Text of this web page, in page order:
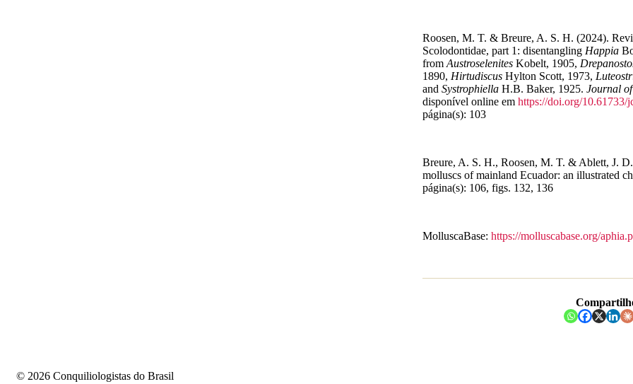
Roosen, M. T. & Breure, A. S. H. (2024).
Scolodontidae, part 1: disentangling Happia
from Austroselenites Kobelt, 1905,
1890, Hirtudiscus Hylton Scott, 1973,
and Systrophiella H.B. Baker, 1925. Journal
disponível online em https://doi.org/10.61733/
página(s): 103
Breure, A. S. H., Roosen, M. T. & Ablett, J.
molluscs of mainland Ecuador: an illustrated
página(s): 106, figs. 132, 136
MolluscaBase: https://molluscabase.org/
©️ 2026 Conquiliologistas do Brasil